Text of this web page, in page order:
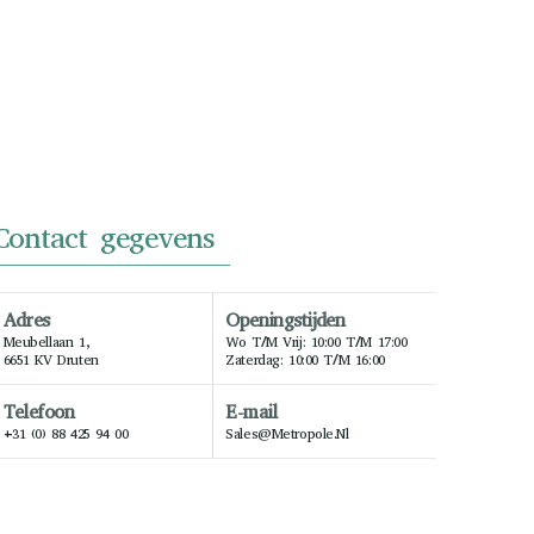
gegevens
Adres
Meubellaan 1,
6651 KV Druten
Openingstijden
Wo T/m Vrij: 10:00 T/m 17:00
Zaterdag: 10:00 T/m 16:00
Telefoon
+31 (0) 88 425 94 00
E-mail
Sales@metropole.nl